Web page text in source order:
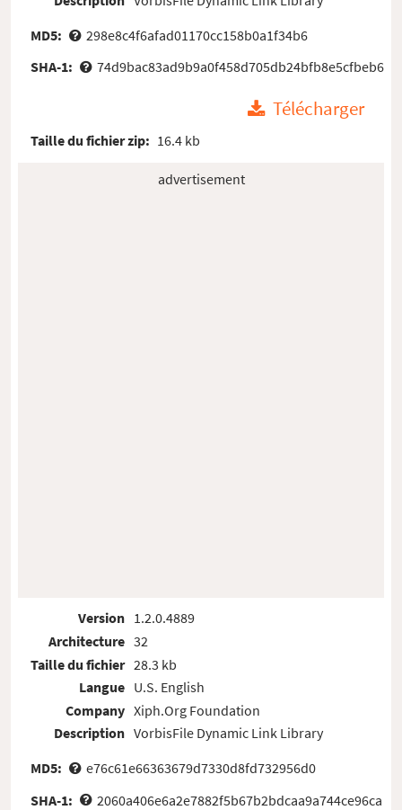
MD5:
298e8c4f6afad01170cc158b0a1f34b6
SHA-1:
74d9bac83ad9b9a0f458d705db24bfb8e5cfbeb6
Télécharger
Taille du fichier zip: 16.4 kb
advertisement
Version
Architecture
Taille du fichier
Langue
Company
Description
1.2.0.4889
32
28.3 kb
U.S. English
Xiph.Org Foundation
VorbisFile Dynamic Link Library
MD5:
e76c61e66363679d7330d8fd732956d0
SHA-1:
2060a406e6a2e7882f5b67b2bdcaa9a744ce96ca